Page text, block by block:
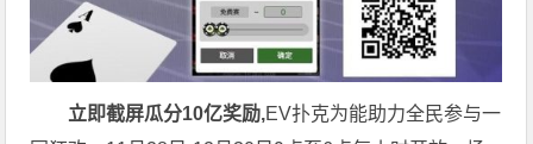
立即截屏瓜分10亿奖励,EV扑克为能助力全民参与一